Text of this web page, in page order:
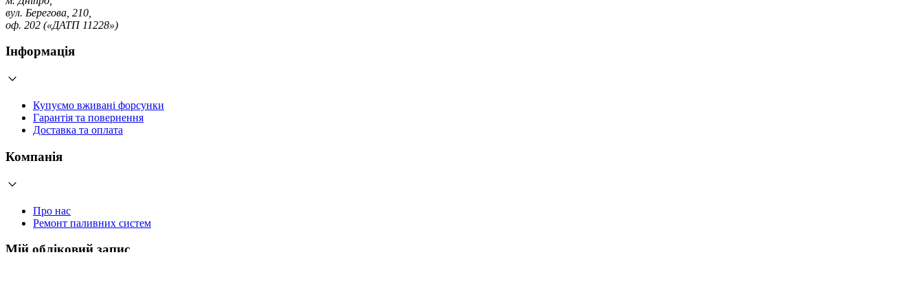
вул. Берегова, 210,
оф. 202 («ДАТП 11228»)
Інформація
Купуємо вживані форсунки
Гарантія та повернення
Доставка та оплата
Компанія
Про нас
Ремонт паливних систем
Мій обліковий запис